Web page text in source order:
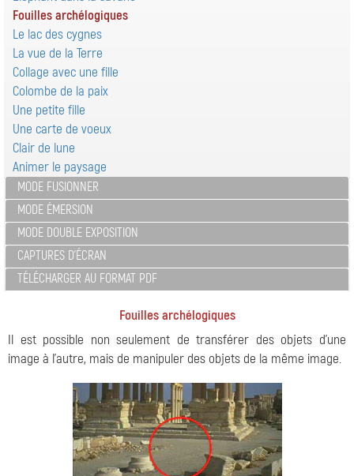
Fouilles archélogiques
Le lac des cygnes
La vue de la Terre
Collage avec une fille
Colombe de la paix
Une petite fille
Une carte de voeux
Clair de lune
Animer le paysage
MODE FUSIONNER
MODE ÉMERSION
MODE DOUBLE EXPOSITION
CAPTURES D'ÉCRAN
TÉLÉCHARGER AU FORMAT PDF
Fouilles archélogiques
Il est possible non seulement de transférer des objets d'une
image à l'autre, mais de manipuler des objets de la même image.